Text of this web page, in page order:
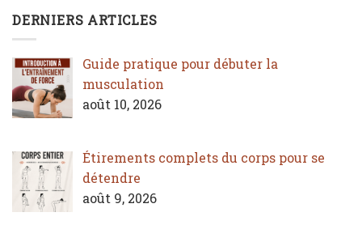
DERNIERS ARTICLES
Guide pratique pour débuter la
musculation
août 10, 2026
Étirements complets du corps pour se
détendre
août 9, 2026